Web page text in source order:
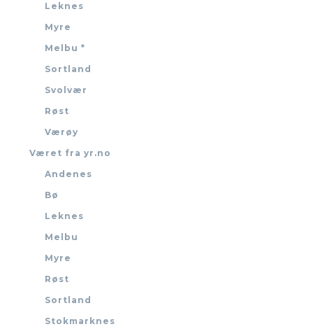
Leknes
Myre
Melbu *
Sortland
Svolvær
Røst
Værøy
Været fra yr.no
Andenes
Bø
Leknes
Melbu
Myre
Røst
Sortland
Stokmarknes